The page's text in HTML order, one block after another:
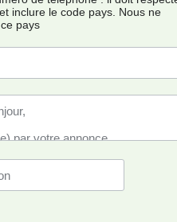
inclure le code pays. Nous ne
pays